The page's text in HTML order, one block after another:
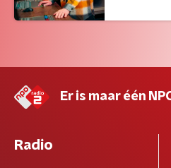
Er is maar één
Radio